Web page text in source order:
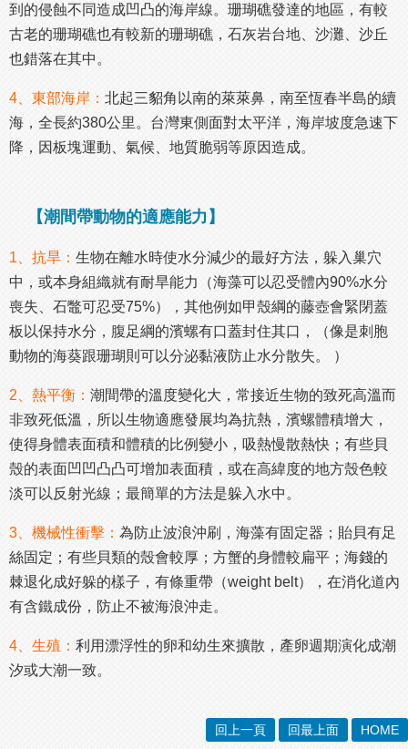
到的侵蝕不同造成凹凸的海岸線。珊瑚礁發達的地區，有較
古老的珊瑚礁也有較新的珊瑚礁，石灰岩台地、沙灘、沙丘
也錯落在其中。
4、東部海岸： 北起三貂角以南的萊萊鼻，南至恆春半島的續
海，全長約380公里。台灣東側面對太平洋，海岸坡度急速下
降，因板塊運動、氣候、地質脆弱等原因造成。
【潮間帶動物的適應能力】
1、抗旱： 生物在離水時使水分減少的最好方法，躲入巢穴
中，或本身組織就有耐旱能力（海藻可以忍受體內90%水分
喪失、石鼈可忍受75%），其他例如甲殼綱的藤壺會緊閉蓋
板以保持水分，腹足綱的濱螺有口蓋封住其口，（像是刺胞
動物的海葵跟珊瑚則可以分泌黏液防止水分散失。 ）
2、熱平衡： 潮間帶的溫度變化大，常接近生物的致死高溫而
非致死低溫，所以生物適應發展均為抗熱，濱螺體積增大，
使得身體表面積和體積的比例變小，吸熱慢散熱快；有些貝
殼的表面凹凹凸凸可增加表面積，或在高緯度的地方殼色較
淡可以反射光線；最簡單的方法是躲入水中。
3、機械性衝擊： 為防止波浪沖刷，海藻有固定器；貽貝有足
絲固定；有些貝類的殼會較厚；方蟹的身體較扁平；海錢的
棘退化成好躲的樣子，有條重帶（weight belt），在消化道內
有含鐵成份，防止不被海浪沖走。
4、生殖： 利用漂浮性的卵和幼生來擴散，產卵週期演化成潮
汐或大潮一致。
回上一頁 回最上面 HOME